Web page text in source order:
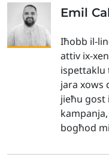
Emil
Iħobb il-
attiv ix-
ispettaklu
jara xows
jieħu gost
bogħod